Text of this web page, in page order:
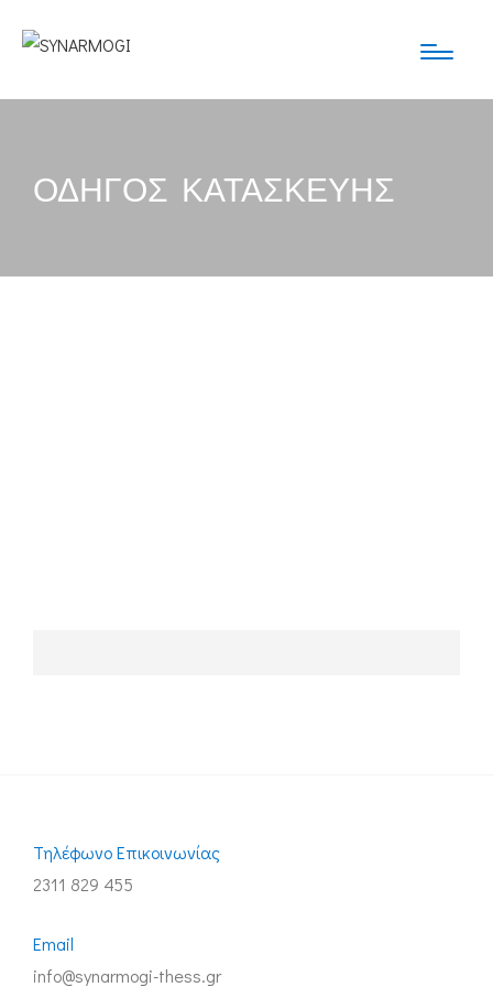
ΟΔΗΓΟΣ ΚΑΤΑΣΚΕΥΗΣ
Τηλέφωνo Επικοινωνίας
2311 829 455
Email
info@synarmogi-thess.gr